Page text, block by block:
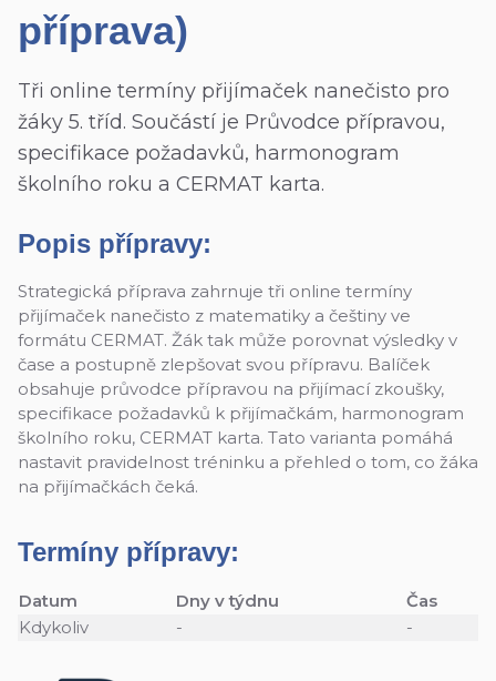
příprava)
Tři online termíny přijímaček nanečisto pro
žáky 5. tříd. Součástí je Průvodce přípravou,
specifikace požadavků, harmonogram
školního roku a CERMAT karta.
Popis přípravy:
Strategická příprava zahrnuje tři online termíny
přijímaček nanečisto z matematiky a češtiny ve
formátu CERMAT. Žák tak může porovnat výsledky v
čase a postupně zlepšovat svou přípravu. Balíček
obsahuje průvodce přípravou na přijímací zkoušky,
specifikace požadavků k přijímačkám, harmonogram
školního roku, CERMAT karta. Tato varianta pomáhá
nastavit pravidelnost tréninku a přehled o tom, co žáka
na přijímačkách čeká.
Termíny přípravy:
Datum Dny v týdnu
Čas
Kdykoliv
- -